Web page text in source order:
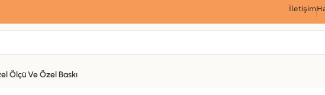
özel hoş geldin hediyemiz var!
Hemen üye ol, ilk siparişinde%10 indirimfırsatını yakala.
İletişim
Ölçü Ve Özel Baskı